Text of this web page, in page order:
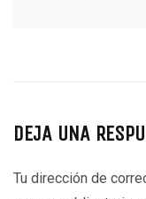
DEJA UNA
Tu dirección de